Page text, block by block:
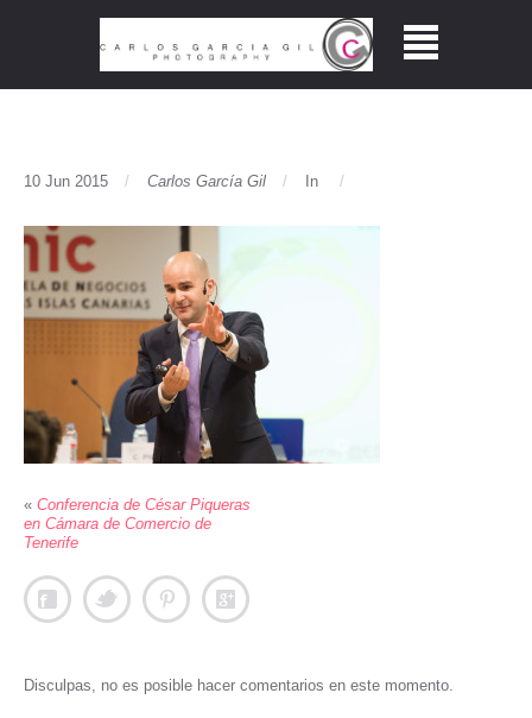
10 Jun 2015 Carlos García Gil In
« Conferencia de César Piqueras
en Cámara de Comercio de
Tenerife
Disculpas, no es posible hacer comentarios en este momento.